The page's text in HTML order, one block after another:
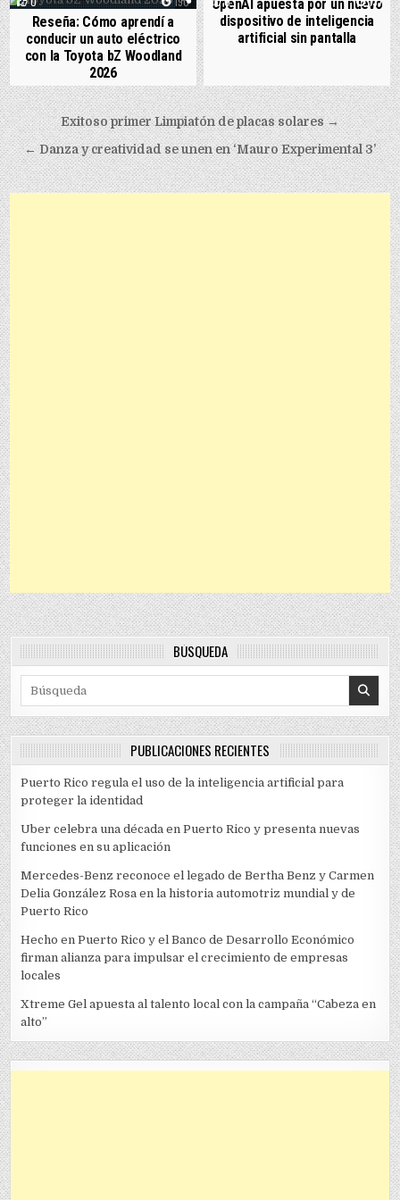
Reseña: Cómo aprendí a
conducir un auto eléctrico
con la Toyota bZ Woodland
2026
OpenAI apuesta por un nuevo
dispositivo de inteligencia
artificial sin pantalla
Post navigation
Exitoso primer Limpiatón de placas solares →
← Danza y creatividad se unen en ‘Mauro Experimental 3’
BÚSQUEDA
Search for:
PUBLICACIONES RECIENTES
Puerto Rico regula el uso de la inteligencia artificial para
proteger la identidad
Uber celebra una década en Puerto Rico y presenta nuevas
funciones en su aplicación
Mercedes-Benz reconoce el legado de Bertha Benz y Carmen
Delia González Rosa en la historia automotriz mundial y de
Puerto Rico
Hecho en Puerto Rico y el Banco de Desarrollo Económico
firman alianza para impulsar el crecimiento de empresas
locales
Xtreme Gel apuesta al talento local con la campaña “Cabeza en
alto”